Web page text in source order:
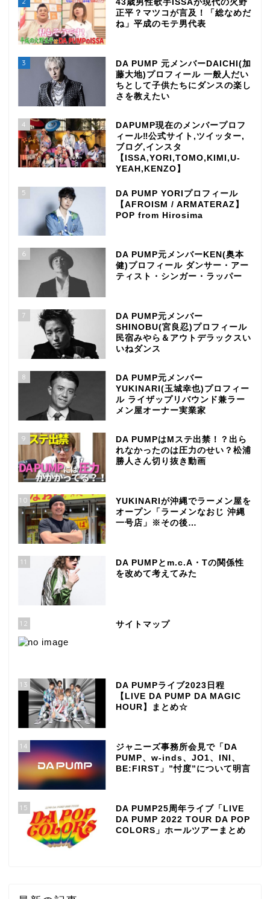
43歳男性歌手ISSAが現代の火野
正平？マツコが言及！「総なめだ
ね」平成のモテ男代表
3
DA PUMP 元メンバーDAICHI(加
藤大地)プロフィール 一般人だい
ちとして子供たちにダンスの楽し
さを教えたい
4
DAPUMP現在のメンバープロフ
ィール‼公式サイト,ツイッター,
ブログ,インスタ
【ISSA,YORI,TOMO,KIMI,U-
YEAH,KENZO】
5
DA PUMP YORIプロフィール
【AFROISM / ARMATERAZ】
POP from Hirosima
6
DA PUMP元メンバーKEN(奥本
健)プロフィール ダンサー・アー
ティスト・シンガー・ラッパー
7
DA PUMP元メンバー
SHINOBU(宮良忍)プロフィール
民宿みやら＆アウトデラックスい
いねダンス
8
DA PUMP元メンバー
YUKINARI(玉城幸也)プロフィー
ル ライザップリバウンド兼ラー
メン屋オーナー実業家
9
DA PUMPはMステ出禁！？出ら
れなかったのは圧力のせい？松浦
勝人さん切り抜き動画
10
YUKINARIが沖縄でラーメン屋を
オープン「ラーメンなおじ 沖縄
一号店」※その後…
11
DA PUMPとm.c.A・Tの関係性
を改めて考えてみた
12 サイトマップ
13
DA PUMPライブ2023日程
【LIVE DA PUMP DA MAGIC
HOUR】まとめ☆
14
ジャニーズ事務所会見で「DA
PUMP、w-inds、JO1、INI、
BE:FIRST」”忖度”について明言
15
DA PUMP25周年ライブ「LIVE
DA PUMP 2022 TOUR DA POP
COLORS」ホールツアーまとめ